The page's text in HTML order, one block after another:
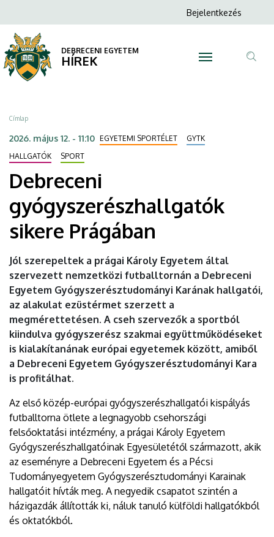
gyógyszerészhallgatók
sikere
Prágában
DEBRECENI
EGYETEM
a
tartalomra
Anonim
menüje
Bejelentkezés
DEBRECENI EGYETEM
HÍREK
Morzsa
Címlap
2026. május 12. - 11:10 EGYETEMI SPORTÉLET
GYTK
HALLGATÓK
SPORT
Debreceni
gyógyszerészhallgatók
sikere Prágában
Jól szerepeltek a prágai Károly Egyetem által
szervezett nemzetközi futballtornán a Debreceni
Egyetem Gyógyszerésztudományi Karának hallgatói,
az alakulat ezüstérmet szerzett a
megmérettetésen. A cseh szervezők a sportból
kiindulva gyógyszerész szakmai együttműködéseket
is kialakítanának európai egyetemek között, amiből
a Debreceni Egyetem Gyógyszerésztudományi Kara
is profitálhat.
Az első közép-európai gyógyszerészhallgatói kispályás
futballtorna ötlete a legnagyobb csehországi
felsőoktatási intézmény, a prágai Károly Egyetem
Gyógyszerészhallgatóinak Egyesületétől származott, akik
az eseményre a Debreceni Egyetem és a Pécsi
Tudományegyetem Gyógyszerésztudományi Karainak
hallgatóit hívták meg. A negyedik csapatot szintén a
házigazdák állították ki, náluk tanuló külföldi hallgatókból
és oktatókból.